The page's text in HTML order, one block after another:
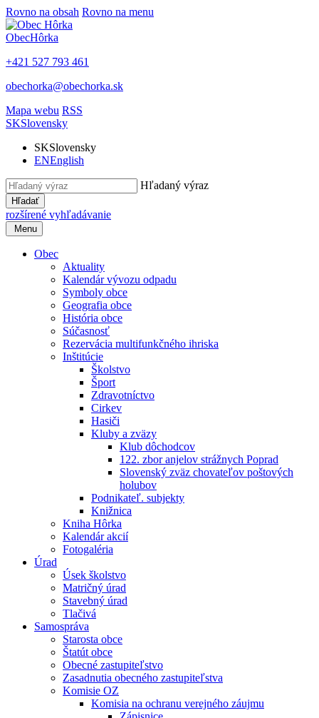
Rovno na obsah Rovno na menu
ObecHôrka
+421 527 793 461
obechorka@obechorka.sk
Mapa webu RSS
SKSlovensky
SKSlovensky
ENEnglish
Hľadaný výraz
Hľadať
rozšírené vyhľadávanie
Menu
Obec
Aktuality
Kalendár vývozu odpadu
Symboly obce
Geografia obce
História obce
Súčasnosť
Rezervácia multifunkčného ihriska
Inštitúcie
Školstvo
Šport
Zdravotníctvo
Cirkev
Hasiči
Kluby a zväzy
Klub dôchodcov
122. zbor anjelov strážnych Poprad
Slovenský zväz chovateľov poštových
holubov
Podnikateľ. subjekty
Knižnica
Kniha Hôrka
Kalendár akcií
Fotogaléria
Úrad
Úsek školstvo
Matričný úrad
Stavebný úrad
Tlačivá
Samospráva
Starosta obce
Štatút obce
Obecné zastupiteľstvo
Zasadnutia obecného zastupiteľstva
Komisie OZ
Komisia na ochranu verejného záujmu